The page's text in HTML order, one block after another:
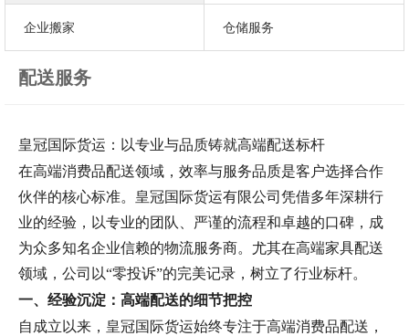
企业搬家 仓储服务
配送服务
皇冠国际货运：以专业与品质铸就高端配送标杆
在高端消费品配送领域，效率与服务品质是客户选择合作
伙伴的核心标准。皇冠国际货运有限公司凭借多年深耕行
业的经验，以专业的团队、严谨的流程和卓越的口碑，成
为众多知名企业信赖的物流服务商。尤其在高端家具配送
领域，公司以“零投诉”的完美记录，树立了行业标杆。
一、经验沉淀：高端配送的细节把控
自成立以来，皇冠国际货运始终专注于高端消费品配送，